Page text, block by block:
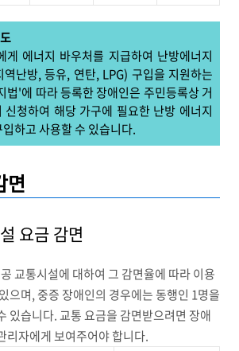
게 에너지 바우처를 지급하여 난방에너지
난방, 등유, 연탄, LPG) 구입을 지원하는
법'에 따라 등록한 장애인은 주민등록상 거
신청하여 해당 가구에 필요한 난방 에너지
하고 사용할 수 있습니다.
면
요금 감면
교통시설에 대하여 그 감면율에 따라 이용
으며, 중증 장애인의 경우에는 동행인 1명을
있습니다. 교통 요금을 감면받으려면 장애
리자에게 보여주어야 합니다.